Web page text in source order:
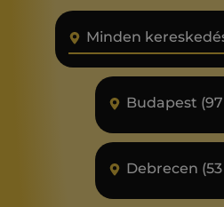
Minden
Budapest
Debrecen